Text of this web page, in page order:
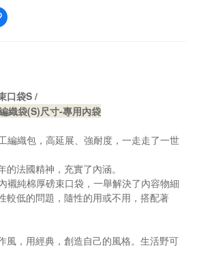
口袋S /
織袋(S)尺寸-專用內袋
編織包，高延展、強耐度，一走走了一世
法國精神，充實了內涵。
襯純棉厚磅束口袋，一舉解決了內容物細
較低的問題，隨性的用或不用，搭配著
風，用經典，創造自己的風格。生活野可